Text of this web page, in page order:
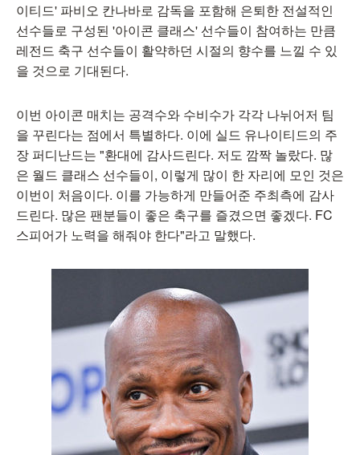
이티드' 파비오 칸나바로 감독을 포함해 은퇴한 전설적인
선수들로 구성된 '아이콘 클래스' 선수들이 참여하는 만큼
레전드 축구 선수들이 활약하던 시절의 향수를 느낄 수 있
을 것으로 기대된다.
이번 아이콘 매치는 공격수와 수비수가 각각 나뉘어저 팀
을 꾸린다는 점에서 특별하다. 이에 실드 유나이티드의 주
장 퍼디난드는 "환대에 감사드린다. 저도 깜짝 놀랐다. 많
은 월드 클래스 선수들이, 이렇게 많이 한 자리에 모인 것은
이번이 처음이다. 이를 가능하게 만들어준 주최측에 감사
드린다. 많은 팬분들이 좋은 축구를 즐겼으면 좋겠다. FC
스피어가 노력을 해줘야 한다"라고 말했다.